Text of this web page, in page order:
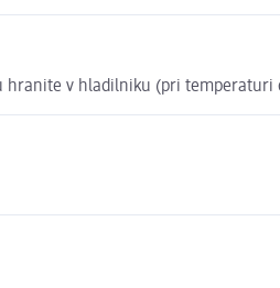
v hladilniku (pri temperaturi